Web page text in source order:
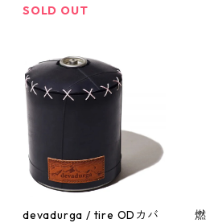
SOLD OUT
devadurga / tire ODカバ